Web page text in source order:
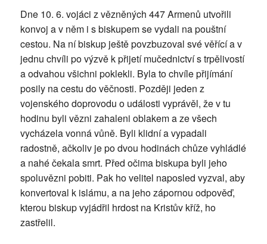
Dne 10. 6. vojáci z vězněných 447 Armenů utvořili
konvoj a v něm i s biskupem se vydali na pouštní
cestou. Na ní biskup ještě povzbuzoval své věřící a v
jednu chvíli po výzvě k přijetí mučednictví s trpělivostí
a odvahou všichni poklekli. Byla to chvíle přijímání
posily na cestu do věčnosti. Později jeden z
vojenského doprovodu o události vyprávěl, že v tu
hodinu byli vězni zahaleni oblakem a ze všech
vycházela vonná vůně. Byli klidní a vypadali
radostně, ačkoliv je po dvou hodinách chůze vyhládlé
a nahé čekala smrt. Před očima biskupa byli jeho
spoluvězni pobiti. Pak ho velitel naposled vyzval, aby
konvertoval k islámu, a na jeho zápornou odpověď,
kterou biskup vyjádřil hrdost na Kristův kříž, ho
zastřelil.